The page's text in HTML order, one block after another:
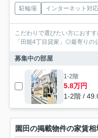
駐輪場 インターネット対応
こだわりで選びたい方におす
「田能4丁目貸家」◎最寄りの
募集中の部屋
1-2階
5.8万円
1-2階 /
園田の掲載物件の家賃相